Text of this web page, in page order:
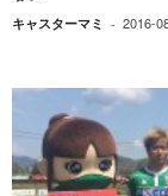
キャスターマミ - 2016-